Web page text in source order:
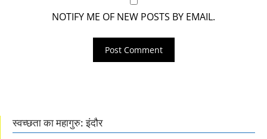
NOTIFY ME OF NEW POSTS BY EMAIL.
स्वच्छता का महागुरु: इंदौर